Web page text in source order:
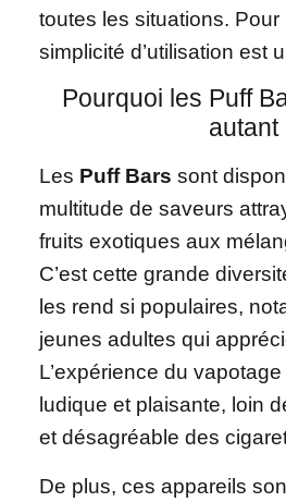
toutes les situations.
simplicité d’utilisation est
Pourquoi les Puff
autant
Les Puff Bars sont
multitude de saveurs
fruits exotiques aux
C’est cette grande
les rend si populaires,
jeunes adultes qui
L’expérience du
ludique et plaisante, loin
et désagréable des
De plus, ces appareils